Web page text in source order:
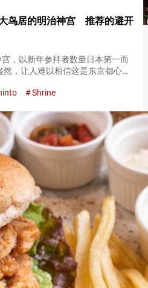
鸟居的明治神宫 推荐的避开
，以新年参拜者数量日本第一而
，让人难以相信这是东京都心。
殿、庭园，还有餐厅、咖啡馆和
Shrine